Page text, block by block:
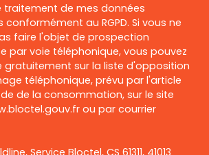
traitement de mes données
conformément au RGPD. Si vous ne
faire l'objet de prospection
par voie téléphonique, vous pouvez
gratuitement sur la liste d'opposition
téléphonique, prévu par l'article
de la consommation, sur le site
ou par courrier
Service Bloctel, CS 61311, 41013